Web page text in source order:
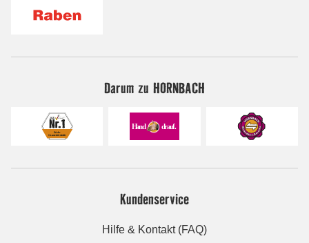
Darum zu HORNBACH
Kundenservice
Hilfe & Kontakt (FAQ)